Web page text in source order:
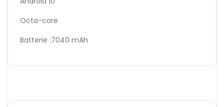
Octa-core
Batterie :7040 mAh